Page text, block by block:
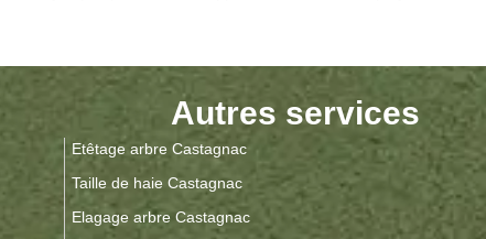
Autres services
Etêtage arbre Castagnac
Taille de haie Castagnac
Elagage arbre Castagnac